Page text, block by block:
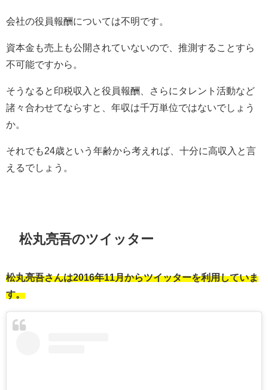
会社の役員報酬については不明です。
資本金も売上も公開されていないので、推測することすら
不可能ですから。
そうなると印税収入と役員報酬、さらにタレント活動など
諸々合わせてならすと、年収は千万単位ではないでしょう
か。
それでも24歳という年齢から考えれば、十分に高収入と言
えるでしょう。
松丸亮吾のツイッター
松丸亮吾さんは2016年11月からツイッターを利用していま
す。